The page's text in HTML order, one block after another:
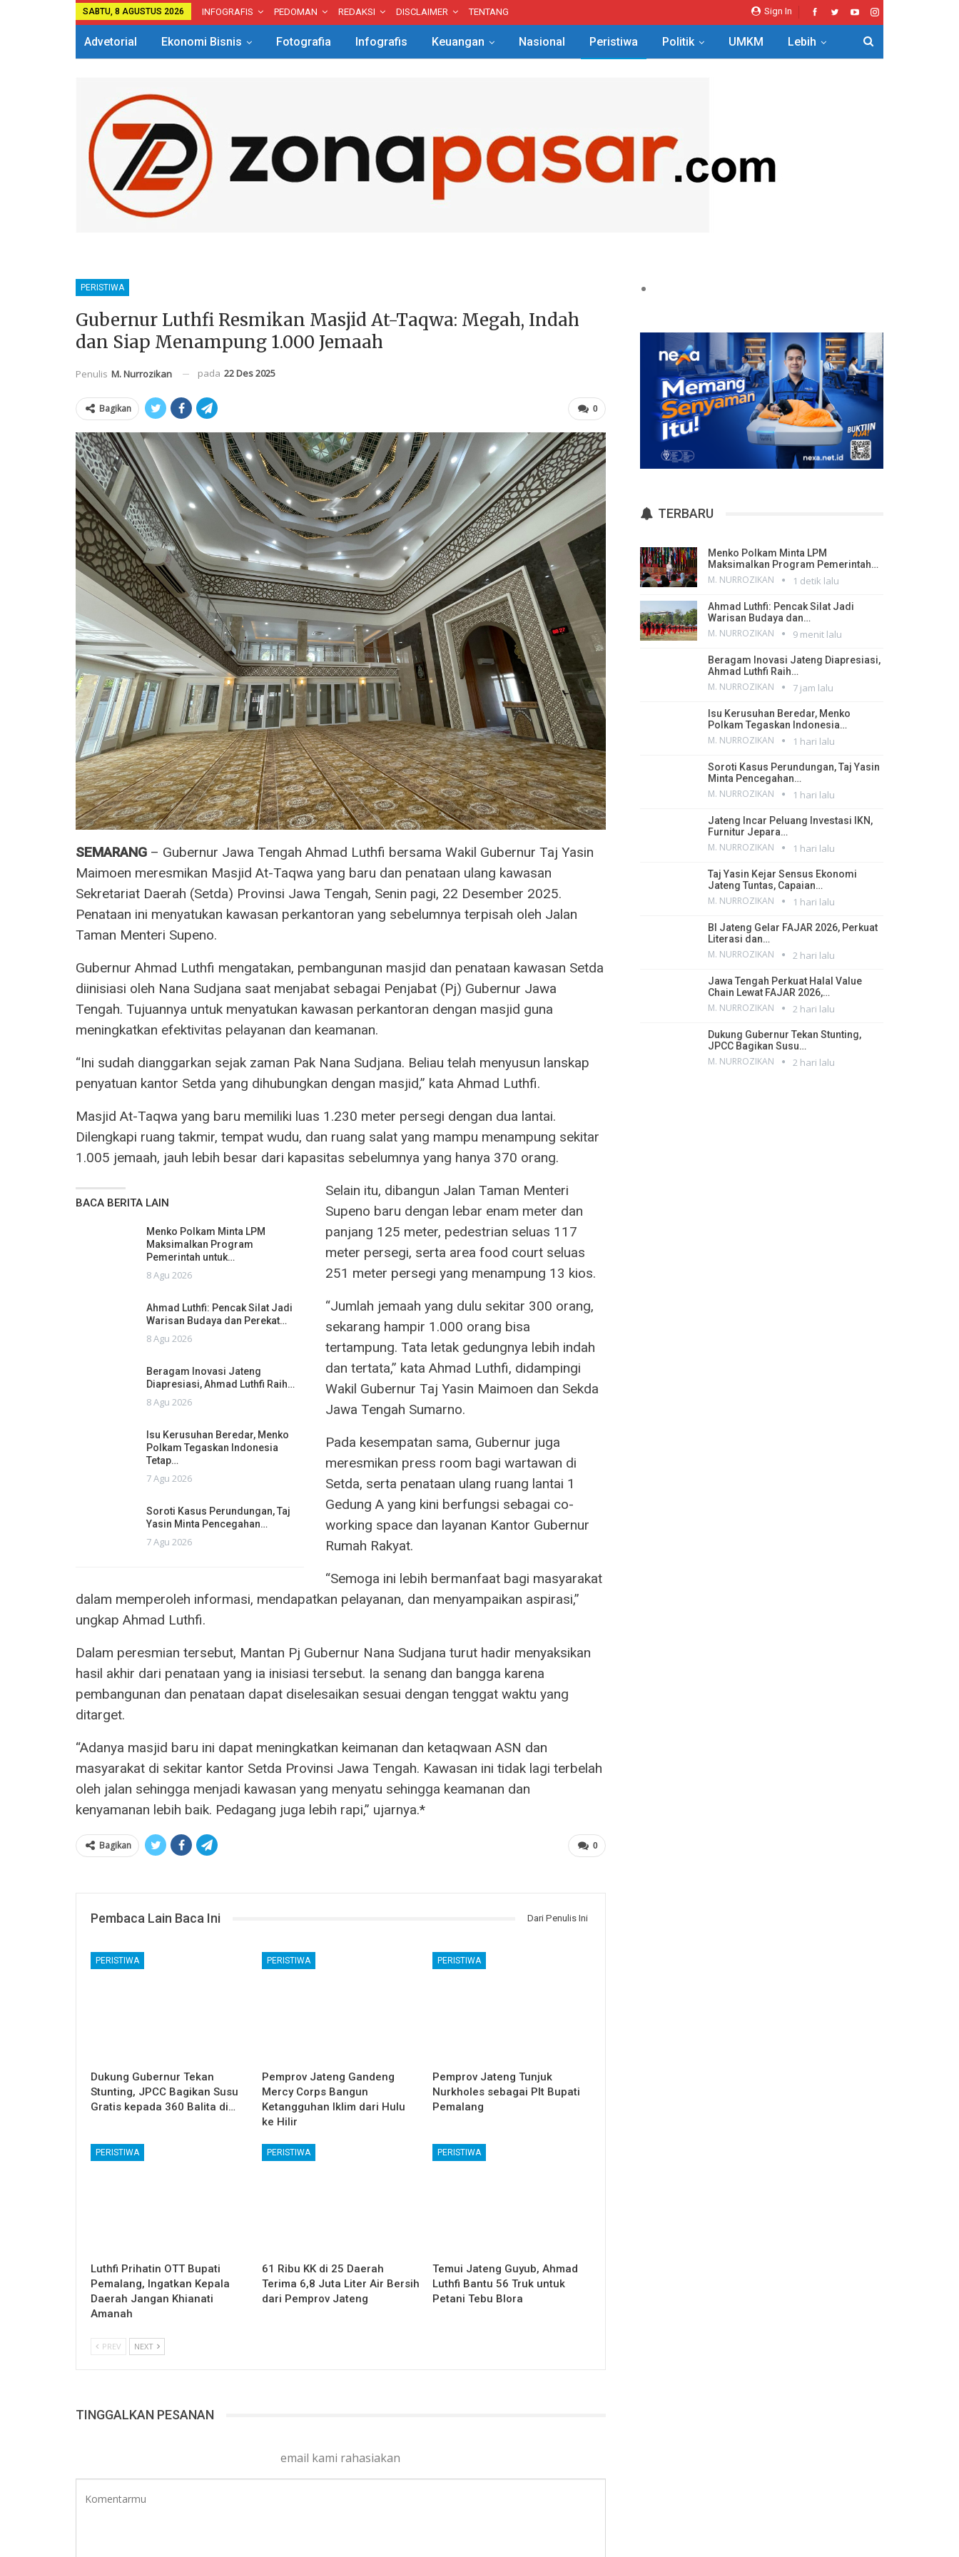
Sign In
SABTU, 8 AGUSTUS 2026 INFOGRAFIS PEDOMAN REDAKSI DISCLAIMER TENTANG
Advetorial Ekonomi Bisnis Fotografia Infografis Keuangan Nasional Peristiwa Politik UMKM Lebih
PERISTIWA
Gubernur Luthfi Resmikan Masjid At-Taqwa: Megah, Indah
dan Siap Menampung 1.000 Jemaah
Penulis M. Nurrozikan pada 22 Des 2025
0
Bagikan
SEMARANG – Gubernur Jawa Tengah Ahmad Luthfi bersama Wakil Gubernur Taj Yasin
Maimoen meresmikan Masjid At-Taqwa yang baru dan penataan ulang kawasan
Sekretariat Daerah (Setda) Provinsi Jawa Tengah, Senin pagi, 22 Desember 2025.
Penataan ini menyatukan kawasan perkantoran yang sebelumnya terpisah oleh Jalan
Taman Menteri Supeno.
Gubernur Ahmad Luthfi mengatakan, pembangunan masjid dan penataan kawasan Setda
diinisiasi oleh Nana Sudjana saat menjabat sebagai Penjabat (Pj) Gubernur Jawa
Tengah. Tujuannya untuk menyatukan kawasan perkantoran dengan masjid guna
meningkatkan efektivitas pelayanan dan keamanan.
“Ini sudah dianggarkan sejak zaman Pak Nana Sudjana. Beliau telah menyusun lanskap
penyatuan kantor Setda yang dihubungkan dengan masjid,” kata Ahmad Luthfi.
Masjid At-Taqwa yang baru memiliki luas 1.230 meter persegi dengan dua lantai.
Dilengkapi ruang takmir, tempat wudu, dan ruang salat yang mampu menampung sekitar
1.005 jemaah, jauh lebih besar dari kapasitas sebelumnya yang hanya 370 orang.
BACA BERITA LAIN
Menko Polkam Minta LPM
Maksimalkan Program
Pemerintah untuk…
8 Agu 2026
Ahmad Luthfi: Pencak Silat Jadi
Warisan Budaya dan Perekat…
8 Agu 2026
Beragam Inovasi Jateng
Diapresiasi, Ahmad Luthfi Raih…
8 Agu 2026
Isu Kerusuhan Beredar, Menko
Polkam Tegaskan Indonesia
Tetap…
7 Agu 2026
Soroti Kasus Perundungan, Taj
Yasin Minta Pencegahan…
7 Agu 2026
Selain itu, dibangun Jalan Taman Menteri
Supeno baru dengan lebar enam meter dan
panjang 125 meter, pedestrian seluas 117
meter persegi, serta area food court seluas
251 meter persegi yang menampung 13 kios.
“Jumlah jemaah yang dulu sekitar 300 orang,
sekarang hampir 1.000 orang bisa
tertampung. Tata letak gedungnya lebih indah
dan tertata,” kata Ahmad Luthfi, didampingi
Wakil Gubernur Taj Yasin Maimoen dan Sekda
Jawa Tengah Sumarno.
Pada kesempatan sama, Gubernur juga
meresmikan press room bagi wartawan di
Setda, serta penataan ulang ruang lantai 1
Gedung A yang kini berfungsi sebagai co-
working space dan layanan Kantor Gubernur
Rumah Rakyat.
“Semoga ini lebih bermanfaat bagi masyarakat
dalam memperoleh informasi, mendapatkan pelayanan, dan menyampaikan aspirasi,”
ungkap Ahmad Luthfi.
Dalam peresmian tersebut, Mantan Pj Gubernur Nana Sudjana turut hadir menyaksikan
hasil akhir dari penataan yang ia inisiasi tersebut. Ia senang dan bangga karena
pembangunan dan penataan dapat diselesaikan sesuai dengan tenggat waktu yang
ditarget.
“Adanya masjid baru ini dapat meningkatkan keimanan dan ketaqwaan ASN dan
masyarakat di sekitar kantor Setda Provinsi Jawa Tengah. Kawasan ini tidak lagi terbelah
oleh jalan sehingga menjadi kawasan yang menyatu sehingga keamanan dan
kenyamanan lebih baik. Pedagang juga lebih rapi,” ujarnya.*
0
Bagikan
Pembaca Lain Baca Ini Dari Penulis Ini
PERISTIWA
Dukung Gubernur Tekan
Stunting, JPCC Bagikan Susu
Gratis kepada 360 Balita di…
PERISTIWA
Pemprov Jateng Gandeng
Mercy Corps Bangun
Ketangguhan Iklim dari Hulu
ke Hilir
PERISTIWA
Pemprov Jateng Tunjuk
Nurkholes sebagai Plt Bupati
Pemalang
PERISTIWA
Luthfi Prihatin OTT Bupati
Pemalang, Ingatkan Kepala
Daerah Jangan Khianati
Amanah
PERISTIWA
61 Ribu KK di 25 Daerah
Terima 6,8 Juta Liter Air Bersih
dari Pemprov Jateng
PERISTIWA
Temui Jateng Guyub, Ahmad
Luthfi Bantu 56 Truk untuk
Petani Tebu Blora
PREV NEXT
TINGGALKAN PESANAN
email kami rahasiakan
TERBARU
Menko Polkam Minta LPM
Maksimalkan Program Pemerintah…
M. NURROZIKAN 1 detik lalu
Ahmad Luthfi: Pencak Silat Jadi
Warisan Budaya dan…
M. NURROZIKAN 9 menit lalu
Beragam Inovasi Jateng Diapresiasi,
Ahmad Luthfi Raih…
M. NURROZIKAN 7 jam lalu
Isu Kerusuhan Beredar, Menko
Polkam Tegaskan Indonesia…
M. NURROZIKAN 1 hari lalu
Soroti Kasus Perundungan, Taj Yasin
Minta Pencegahan…
M. NURROZIKAN 1 hari lalu
Jateng Incar Peluang Investasi IKN,
Furnitur Jepara…
M. NURROZIKAN 1 hari lalu
Taj Yasin Kejar Sensus Ekonomi
Jateng Tuntas, Capaian…
M. NURROZIKAN 1 hari lalu
BI Jateng Gelar FAJAR 2026, Perkuat
Literasi dan…
M. NURROZIKAN 2 hari lalu
Jawa Tengah Perkuat Halal Value
Chain Lewat FAJAR 2026,…
M. NURROZIKAN 2 hari lalu
Dukung Gubernur Tekan Stunting,
JPCC Bagikan Susu…
M. NURROZIKAN 2 hari lalu